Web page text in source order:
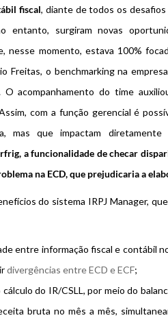
fiscal, diante de todos os
entanto, surgiram novas
nesse momento, estava 100%
Freitas, o benchmarking na
O acompanhamento do time
com a função gerencial é
mas que impactam diretamente
a funcionalidade de checar
na ECD, que prejudicaria a
do sistema IRPJ Manager,
entre informação fiscal e contábil
divergências entre ECD e ECF;
do IR/CSLL, por meio do
bruta no mês a mês,